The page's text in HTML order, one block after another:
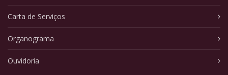
Carta de Serviços
Organograma
Ouvidoria